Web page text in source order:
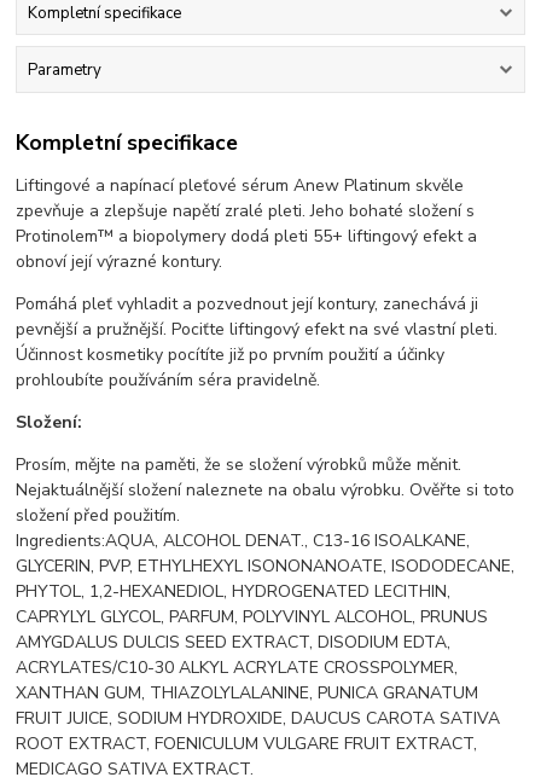
Kompletní specifikace
Parametry
Kompletní specifikace
Liftingové a napínací pleťové sérum Anew Platinum skvěle
zpevňuje a zlepšuje napětí zralé pleti. Jeho bohaté složení s
Protinolem™ a biopolymery dodá pleti 55+ liftingový efekt a
obnoví její výrazné kontury.
Pomáhá pleť vyhladit a pozvednout její kontury, zanechává ji
pevnější a pružnější. Pociťte liftingový efekt na své vlastní pleti.
Účinnost kosmetiky pocítíte již po prvním použití a účinky
prohloubíte používáním séra pravidelně.
Složení:
Prosím, mějte na paměti, že se složení výrobků může měnit.
Nejaktuálnější složení naleznete na obalu výrobku. Ověřte si toto
složení před použitím.
Ingredients:AQUA, ALCOHOL DENAT., C13-16 ISOALKANE,
GLYCERIN, PVP, ETHYLHEXYL ISONONANOATE, ISODODECANE,
PHYTOL, 1,2-HEXANEDIOL, HYDROGENATED LECITHIN,
CAPRYLYL GLYCOL, PARFUM, POLYVINYL ALCOHOL, PRUNUS
AMYGDALUS DULCIS SEED EXTRACT, DISODIUM EDTA,
ACRYLATES/C10-30 ALKYL ACRYLATE CROSSPOLYMER,
XANTHAN GUM, THIAZOLYLALANINE, PUNICA GRANATUM
FRUIT JUICE, SODIUM HYDROXIDE, DAUCUS CAROTA SATIVA
ROOT EXTRACT, FOENICULUM VULGARE FRUIT EXTRACT,
MEDICAGO SATIVA EXTRACT.